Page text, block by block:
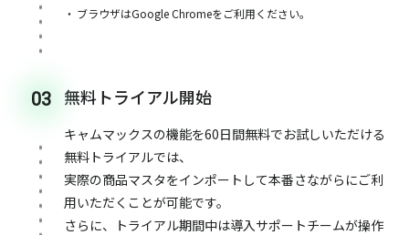
ブラウザはGoogle Chromeをご利用ください。
03 無料トライアル開始
キャムマックスの機能を60日間無料でお試しいただける
無料トライアルでは、
実際の商品マスタをインポートして本番さながらにご利
用いただくことが可能です。
さらに、トライアル期間中は導入サポートチームが操作